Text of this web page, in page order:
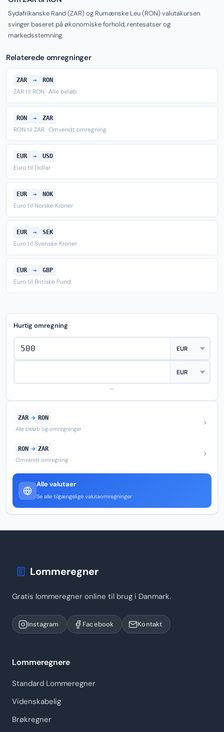
Sydafrikanske Rand (ZAR) og Rumænske Leu (RON) valutakursen
svinger baseret på økonomiske forhold, rentesatser og
markedsstemning.
Relaterede omregninger
ZAR → RON
ZAR til RON · Alle beløb
RON → ZAR
RON til ZAR · Omvendt omregning
EUR → USD
Euro til Dollar
EUR → NOK
Euro til Norske Kroner
EUR → SEK
Euro til Svenske Kroner
EUR → GBP
Euro til Britiske Pund
Hurtig omregning
—
ZAR → RON
Alle beløb og omregninger
RON → ZAR
Omvendt omregning
Alle valutaer
Se alle tilgængelige valutaomregninger
Lommeregner
Gratis lommeregner online til brug i Danmark.
Instagram Facebook Kontakt
Lommeregnere
Standard Lommeregner
Videnskabelig
Brøkregner